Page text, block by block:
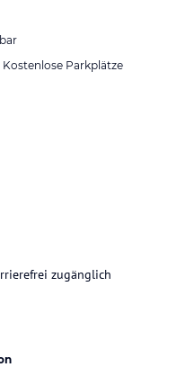
Kostenlose Parkplätze
zugänglich